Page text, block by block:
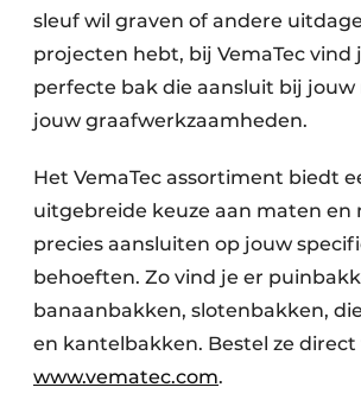
sleuf wil graven of andere
projecten hebt, bij VemaTec vind
perfecte bak die aansluit bij jouw
jouw graafwerkzaamheden.
Het VemaTec assortiment biedt
uitgebreide keuze aan maten en
precies aansluiten op jouw
behoeften. Zo vind je er
banaanbakken, slotenbakken,
en kantelbakken. Bestel ze direct
www.vematec.com.